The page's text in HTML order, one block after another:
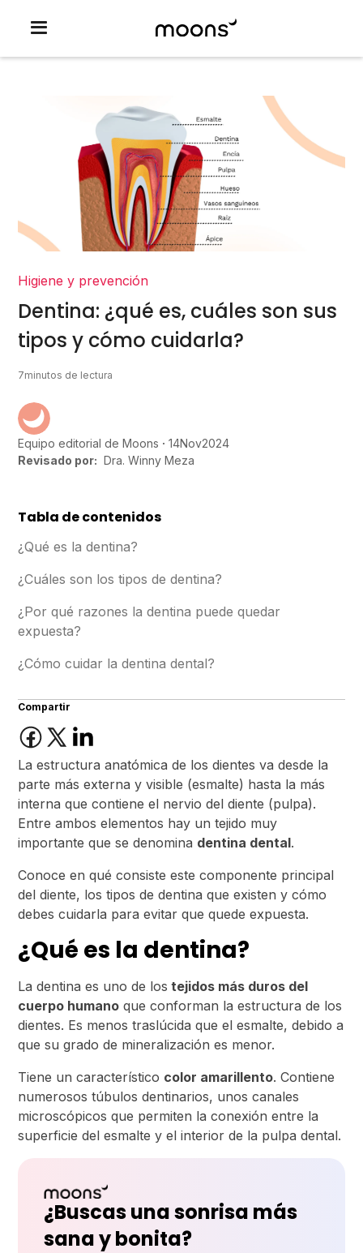
Higiene y prevención
Dentina: ¿qué es, cuáles son sus
tipos y cómo cuidarla?
7minutos de lectura
Equipo editorial de Moons 14Nov2024
Revisado por: Dra. Winny Meza
Tabla de contenidos
¿Qué es la dentina?
¿Cuáles son los tipos de dentina?
¿Por qué razones la dentina puede quedar
expuesta?
¿Cómo cuidar la dentina dental?
Compartir
La estructura anatómica de los dientes va desde la
parte más externa y visible (esmalte) hasta la más
interna que contiene el nervio del diente (pulpa).
Entre ambos elementos hay un tejido muy
importante que se denomina dentina dental.
Conoce en qué consiste este componente principal
del diente, los tipos de dentina que existen y cómo
debes cuidarla para evitar que quede expuesta.
¿Qué es la dentina?
La dentina es uno de los tejidos más duros del
cuerpo humano que conforman la estructura de los
dientes. Es menos traslúcida que el esmalte, debido a
que su grado de mineralización es menor.
Tiene un característico color amarillento. Contiene
numerosos túbulos dentinarios, unos canales
microscópicos que permiten la conexión entre la
superficie del esmalte y el interior de la pulpa dental.
¿Buscas una sonrisa más
sana y bonita?